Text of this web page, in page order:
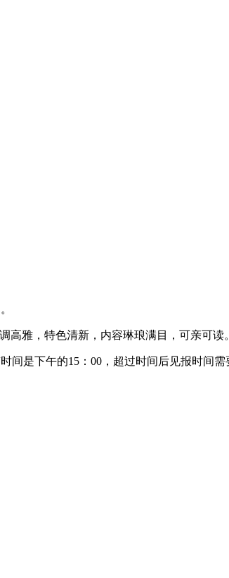
高雅，特色清新，内容琳琅满目，可亲可读。
是下午的15：00，超过时间后见报时间